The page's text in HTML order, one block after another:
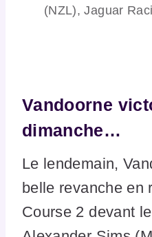
(NZL), Jaguar
Vandoorne
dimanche…
Le lendemain,
belle revanche en
Course 2 devant